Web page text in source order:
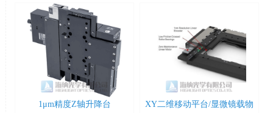
1μm精度Z轴升降台
XY二维移动平台/显微镜载物